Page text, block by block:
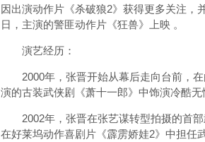
因出演动作片《杀破狼2》获得更多关注，
日，主演的警匪动作片《狂兽》上映 。
演艺经历：
2000年，张晋开始从幕后走向台前，在
演的古装武侠剧《萧十一郎》中饰演冷酷无
2002年，张晋在张艺谋转型拍摄的首部
在好莱坞动作喜剧片《霹雳娇娃2》中担任